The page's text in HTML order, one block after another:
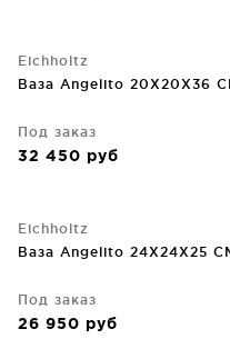
Eichholtz
Ваза Angelito 20X20X36
Под заказ
32 450 руб
Eichholtz
Ваза Angelito 24X24X25
Под заказ
26 950 руб